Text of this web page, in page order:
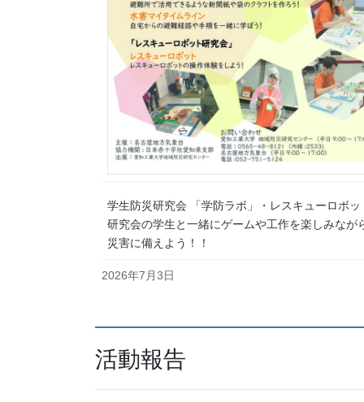
学生防災研究会 「学防ラボ」・レスキューロボッ
研究会の学生と一緒にゲームや工作を楽しみなが
災害に備えよう！！
2026年7月3日
活動報告